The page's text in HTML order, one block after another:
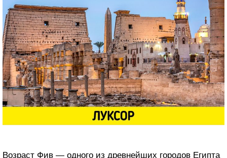
Возраст Фив — одного из древнейших городов Египта